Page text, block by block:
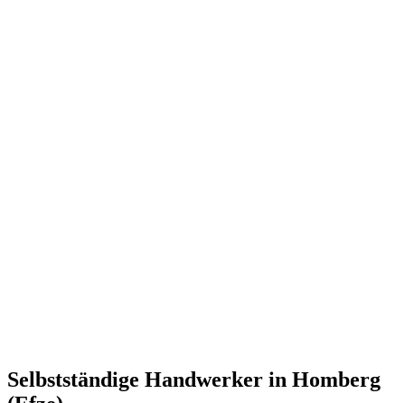
Selbstständige Handwerker in Homberg